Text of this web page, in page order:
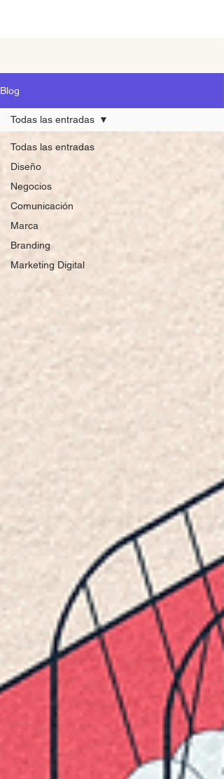
Blog
Todas las entradas
Diseño
Negocios
Comunicación
Marca
Branding
Marketing Digital
Todas las entradas